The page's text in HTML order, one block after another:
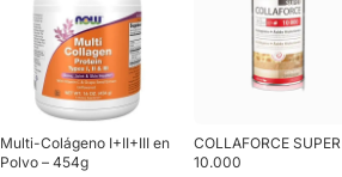
Multi-Colágeno I+II+III en
Polvo – 454g
COLLAFORCE SUPER
10.000